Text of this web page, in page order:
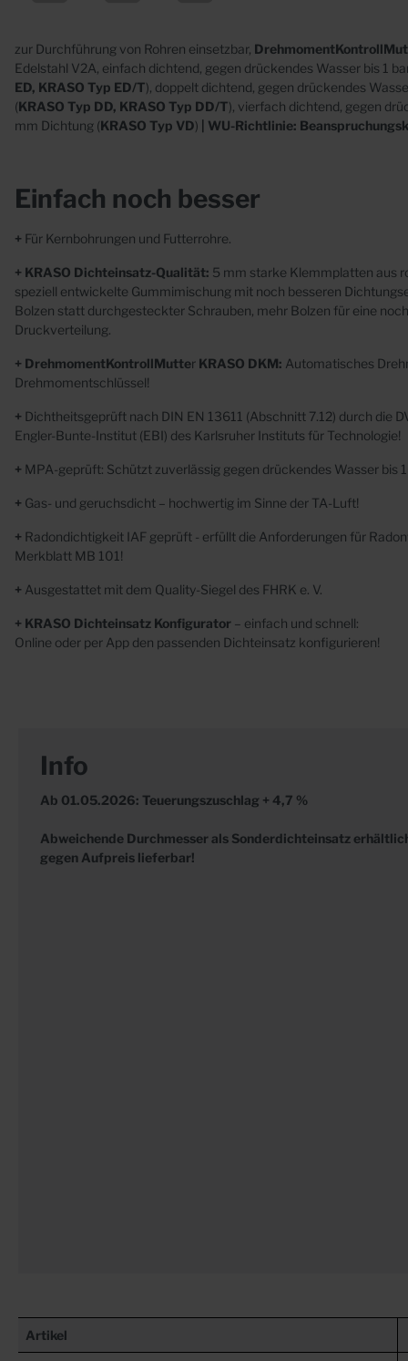
Mauerkragen
Edelstahl
Kunststoff
Beton
zur Durchführung von Rohren einsetzbar,
Edelstahl V2A, einfach dichtend, gegen drückendes Wasser bis 1
ED, KRASO Typ ED/T), doppelt dichtend, gegen drückendes
(KRASO Typ DD, KRASO Typ DD/T), vierfach dichtend, gegen
mm Dichtung (KRASO Typ VD) | WU-Richtlinie:
Einfach noch besser
+ Für Kernbohrungen und Futterrohre.
+ KRASO Dichteinsatz-Qualität: 5 mm starke Klemmplatten aus
speziell entwickelte Gummimischung mit noch besseren
Bolzen statt durchgesteckter Schrauben, mehr Bolzen für eine
Druckverteilung.
+ DrehmomentKontrollMutter KRASO DKM: Automatisches
Drehmomentschlüssel!
+ Dichtheitsgeprüft nach DIN EN 13611 (Abschnitt 7.12) durch die
Engler-Bunte-Institut (EBI) des Karlsruher Instituts für Technologie!
+ MPA-geprüft: Schützt zuverlässig gegen drückendes Wasser bis
+ Gas- und geruchsdicht – hochwertig im Sinne der TA-Luft!
+ Radondichtigkeit IAF geprüft - erfüllt die Anforderungen für
Merkblatt MB 101!
+ Ausgestattet mit dem Quality-Siegel des FHRK e. V.
+ KRASO Dichteinsatz Konfigurator – einfach und schnell:
Online oder per App den passenden Dichteinsatz konfigurieren!
Info
Ab 01.05.2026: Teuerungszuschlag + 4,7 %
Abweichende Durchmesser als Sonderdichteinsatz
gegen Aufpreis lieferbar!
Artikel